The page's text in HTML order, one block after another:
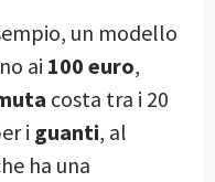
un modello
ai 100 euro,
costa tra i 20
i guanti, al
ha una